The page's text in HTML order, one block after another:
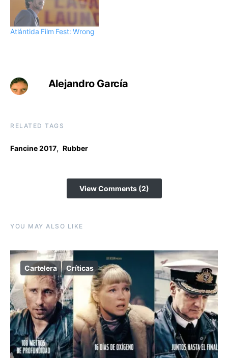
Atlántida Film Fest: Wrong
Alejandro García
RELATED TAGS
Fancine 2017, Rubber
View Comments (2)
YOU MAY ALSO LIKE
Cartelera Críticas